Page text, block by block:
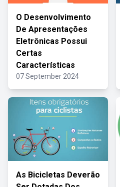
O Desenvolvimento
De Apresentações
Eletrônicas Possui
Certas
Características
07 September 2024
As Bicicletas Deverão